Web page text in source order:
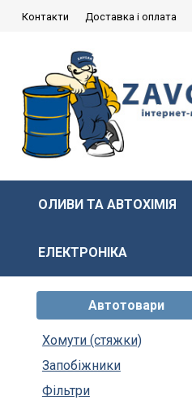
Контакти Доставка і оплата
ОЛИВИ ТА АВТОХІМІЯ
ЕЛЕКТРОНІКА
Автотовари
Хомути (стяжки)
Запобіжники
Фільтри